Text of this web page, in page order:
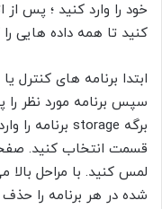
خود را وارد کنید ؛ پس از
کنید تا همه داده هایی را
ابتدا برنامه های کنترل یا
سپس برنامه مورد نظر را
برگه storage برنامه را
قسمت انتخاب کنید.
لمس کنید. با مراحل بالا
شده در هر برنامه را